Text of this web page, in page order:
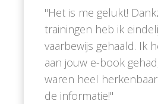
''Het is me gelukt!
trainingen heb ik
vaarbewijs gehaald. Ik
aan jouw e-book
waren heel
de informatie!''